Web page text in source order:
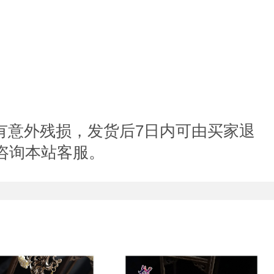
意外残损，发货后7 日内可由买家退
本站客服。